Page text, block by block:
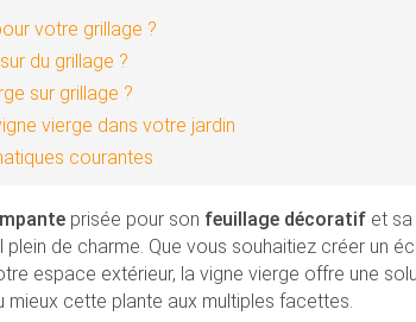
votre grillage ?
du grillage ?
sur grillage ?
vierge dans votre jardin
courantes
prisée pour son feuillage décoratif et
plein de charme. Que vous souhaitiez créer un
espace extérieur, la vigne vierge offre une
cette plante aux multiples facettes.